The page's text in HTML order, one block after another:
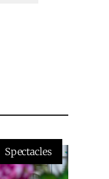
Spectacles